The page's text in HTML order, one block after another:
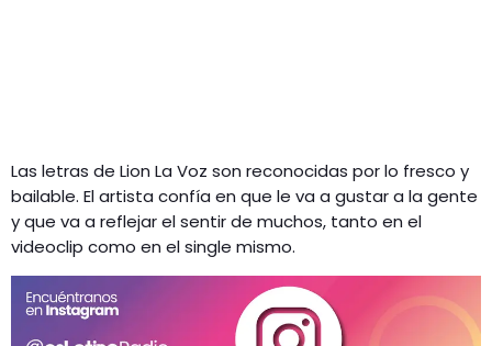
Las letras de Lion La Voz son reconocidas por lo fresco y
bailable. El artista confía en que le va a gustar a la gente
y que va a reflejar el sentir de muchos, tanto en el
videoclip como en el single mismo.